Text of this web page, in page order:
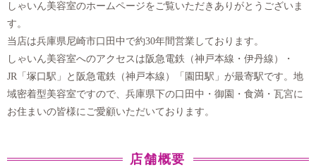
しゃいん美容室のホームページをご覧いただきありがとうございま
す。
当店は兵庫県尼崎市口田中で約30年間営業しております。
しゃいん美容室へのアクセスは阪急電鉄（神戸本線・伊丹線）・
JR「塚口駅」と阪急電鉄（神戸本線）「園田駅」が最寄駅です。地
域密着型美容室ですので、兵庫県下の口田中・御園・食満・瓦宮に
お住まいの皆様にご愛顧いただいております。
店舗概要